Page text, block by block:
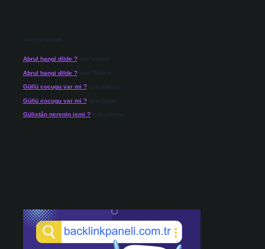
Son yorumlar
Abrul hangi dilde ?için admin
Abrul hangi dilde ?için Gülten
Güllü cocugu var mi ?için admin
Güllü cocugu var mi ?için Alper
Gülistân nerenin ismi ?için admin